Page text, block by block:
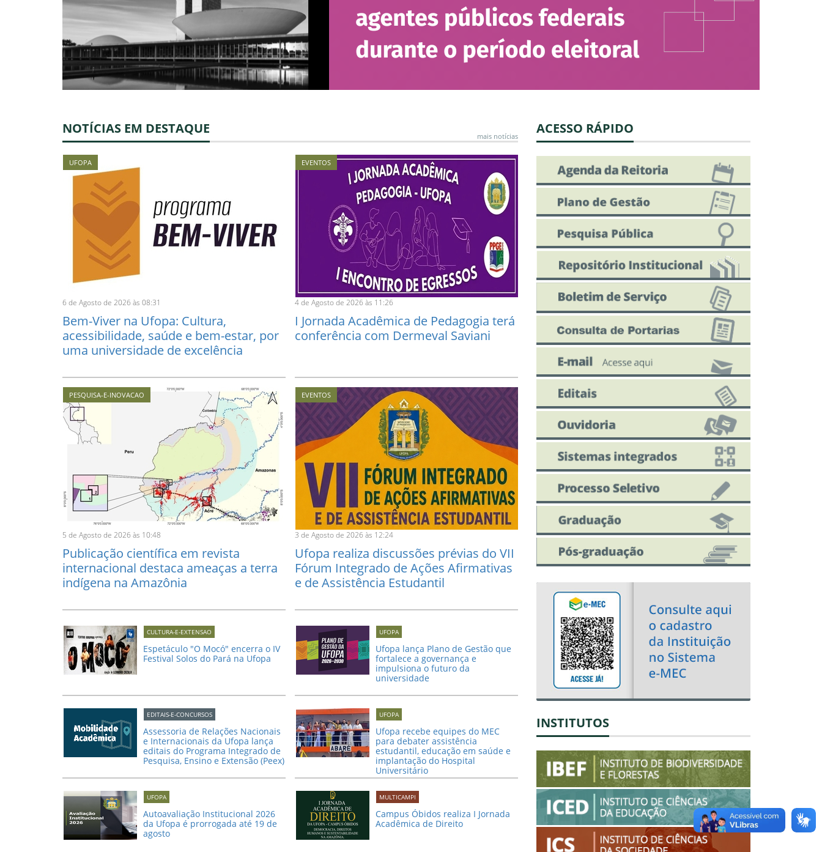
Amazônia
4 de Agosto de 2026 às 17:52
Espetáculo "O Mocó" encerra o IV Festival
4 de Agosto de 2026 às 16:32
comunitária na Resex Tapajós-Arapiuns
4 de Agosto de 2026 às 11:26
I Jornada Acadêmica de Pedagogia terá
conferência com Dermeval Saviani
4 de Agosto de 2026 às 09:13
Iced realiza exposição de pinturas na
NOTÍCIAS EM DESTAQUE mais notícias
UFOPA
6 de Agosto de 2026 às 08:31
Bem-Viver na Ufopa: Cultura,
acessibilidade, saúde e bem-estar, por
uma universidade de excelência
EVENTOS
4 de Agosto de 2026 às 11:26
I Jornada Acadêmica de Pedagogia terá
conferência com Dermeval Saviani
PESQUISA-E-INOVACAO
5 de Agosto de 2026 às 10:48
Publicação científica em revista
internacional destaca ameaças a terra
indígena na Amazônia
EVENTOS
3 de Agosto de 2026 às 12:24
Ufopa realiza discussões prévias do VII
Fórum Integrado de Ações Afirmativas
e de Assistência Estudantil
CULTURA-E-EXTENSAO
Espetáculo "O Mocó" encerra o IV
Festival Solos do Pará na Ufopa
UFOPA
Ufopa lança Plano de Gestão que
fortalece a governança e
impulsiona o futuro da
universidade
EDITAIS-E-CONCURSOS
Assessoria de Relações Nacionais
e Internacionais da Ufopa lança
editais do Programa Integrado de
Pesquisa, Ensino e Extensão (Peex)
UFOPA
Ufopa recebe equipes do MEC
para debater assistência
estudantil, educação em saúde e
implantação do Hospital
Universitário
UFOPA
Autoavaliação Institucional 2026
da Ufopa é prorrogada até 19 de
agosto
MULTICAMPI
Campus Óbidos realiza I Jornada
Acadêmica de Direito
ACESSO RÁPIDO
INSTITUTOS